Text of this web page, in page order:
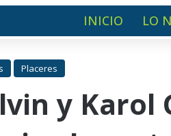
INICIO LO
Placeres
y Karol